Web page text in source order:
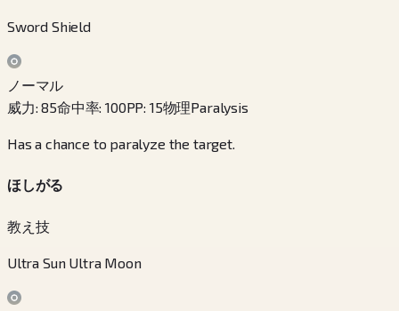
Sword Shield
ノーマル
威力:85命中率:100PP: 15物理Paralysis
Has a chance to paralyze the target.
ほしがる
教え技
Ultra Sun Ultra Moon